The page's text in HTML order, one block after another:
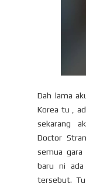
Dah lama
Korea tu ,
sekarang
Doctor
semua gara
baru ni ada
tersebut.